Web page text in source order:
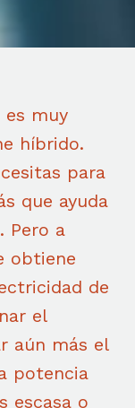
muy
híbrido.
para
que ayuda
Pero a
obtiene
de
el
aún más el
potencia
escasa o